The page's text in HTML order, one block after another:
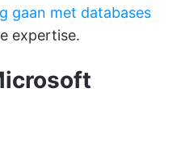
gaan met databases
expertise.